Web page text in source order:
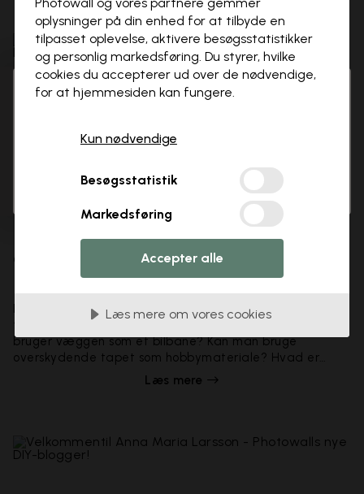
Hi there!
Please go to our local store for ordering.
Select country OK
månedsbillede, og hvordan du nemt kan tapetsere et
dukkehus.
Hvilken tapetkvalitet er bedst for
dig? Anna María leder dig på
rette vej
Hvad sker der, hvis jeg spilder eller stænker mad på
tapetet? Kan tapetet tåle ridser eller et barn, der
bruger væggen som et bilbane? Kan man bruge
overskydende tapet som hobbymateriale? Hvad er
forskellen på de to kvaliteter standard og premium? Det
og er miljøvenlige. Men hvad sker der, når de bliver
udsat for mine hårde tests? Tag med i testlaboratoriet,
Læs mere
Photowall og vores partnere gemmer
oplysninger på din enhed for at tilbyde en
tilpasset oplevelse, aktivere besøgs­statistikker
og personlig markedsføring. Du styrer, hvilke
cookies du accepterer ud over de nødvendige,
for at hjemmesiden kan fungere.
Kun nødvendige
Besøgsstatistik
Markedsføring
Accepter alle
Læs mere om vores cookies